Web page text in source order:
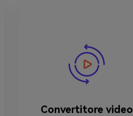
Convertitore video